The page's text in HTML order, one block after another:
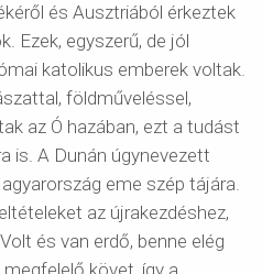
és Ausztriából érkeztek
Ezek, egyszerű, de jól
katolikus emberek voltak.
földműveléssel,
az Ó hazában, ezt a tudást
is. A Dunán úgynevezett
eme szép tájára.
az újrakezdéshez,
és van erdő, benne elég
követ, így a